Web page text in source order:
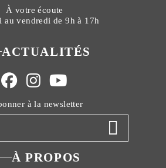
À votre écoute
au vendredi de 9h à 17h
ACTUALITÉS
à la newsletter
À PROPOS